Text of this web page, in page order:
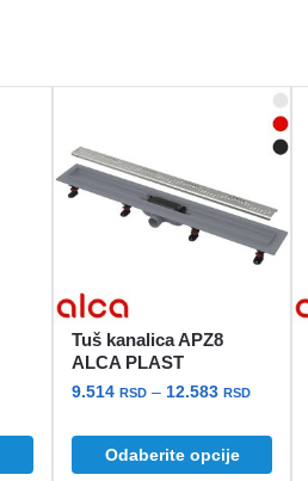
Tuš kanalica APZ8
ALCA PLAST
9.514RSD – 12.583RSDRaspon
od
9.514
Odaberite opcije
Ovaj
proizvod